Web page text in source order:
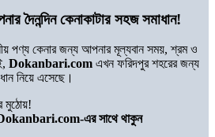
দৈনন্দিন কেনাকাটার সহজ সমাধান!
পণ্য কেনার জন্য আপনার মূল্যবান সময়, শ্রম ও
Dokanbari.com এখন ফরিদপুর শহরের জন্য
নিয়ে এসেছে।
মুঠোয়!
এর সাথে থাকুন